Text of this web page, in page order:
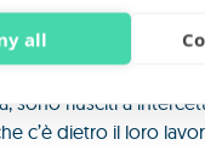
anni, e gli ho
altalenanti negli
una cifra
sono riusciti a
c’è dietro il loro
all